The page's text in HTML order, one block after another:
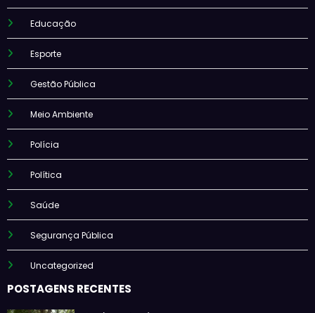
Educação
Esporte
Gestão Pública
Meio Ambiente
Polícia
Política
Saúde
Segurança Pública
Uncategorized
POSTAGENS RECENTES